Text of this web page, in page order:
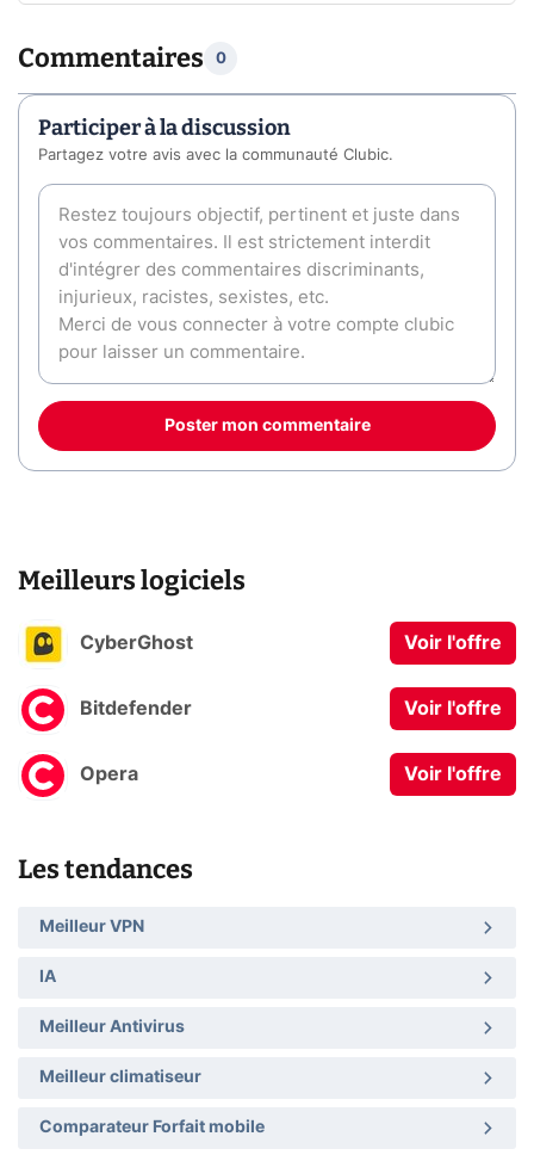
Commentaires 0
Participer à la discussion
Partagez votre avis avec la communauté Clubic.
Poster mon commentaire
Meilleurs logiciels
CyberGhost Voir l'offre
Bitdefender Voir l'offre
Opera Voir l'offre
Les tendances
Meilleur VPN
IA
Meilleur Antivirus
Meilleur climatiseur
Comparateur Forfait mobile